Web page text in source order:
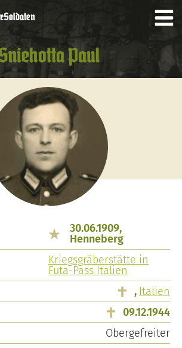
Soldaten
Paul
30.06.1909,
Henneberg
Kriegsgräberstätte in
Futa-Pass Italien
, Italien
09.12.1944
Obergefreiter